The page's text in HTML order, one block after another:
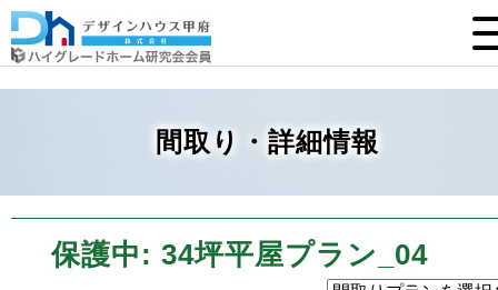
間取り・詳細情報
保護中: 34坪平屋プラン_04